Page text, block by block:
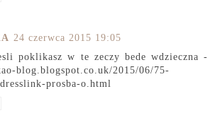
24 czerwca 2015 19:05
poklikasz w te zeczy bede wdzieczna -
blog.blogspot.co.uk/2015/06/75-
prosba-o.html